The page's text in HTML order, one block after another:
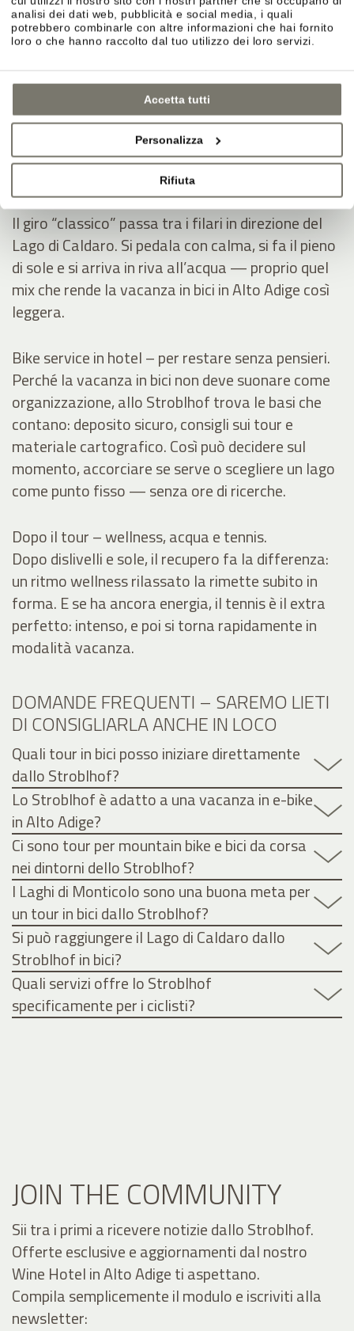
analisi dei dati web, pubblicità e social media, i quali
potrebbero combinarle con altre informazioni che hai fornito
loro o che hanno raccolto dal tuo utilizzo dei loro servizi.
Accetta tutti
Personalizza
Rifiuta
Monticolo – prima in sella, poi in acqua.
Se durante la vacanza in bici desidera una meta
chiara, i Laghi di Monticolo sono l’ideale: si scalda
pedalando, poi si tuffa nell’acqua fresca e ritrova
subito quella sensazione di vera estate —
soprattutto nelle giornate più calde.
Lago di Caldaro – tra i vigneti, nel pieno feeling
altoatesino.
Il giro “classico” passa tra i filari in direzione del
Lago di Caldaro. Si pedala con calma, si fa il pieno
di sole e si arriva in riva all’acqua — proprio quel
mix che rende la vacanza in bici in Alto Adige così
leggera.
Bike service in hotel – per restare senza pensieri.
Perché la vacanza in bici non deve suonare come
organizzazione, allo Stroblhof trova le basi che
contano: deposito sicuro, consigli sui tour e
materiale cartografico. Così può decidere sul
momento, accorciare se serve o scegliere un lago
come punto fisso — senza ore di ricerche.
Dopo il tour – wellness, acqua e tennis.
Dopo dislivelli e sole, il recupero fa la differenza:
un ritmo wellness rilassato la rimette subito in
forma. E se ha ancora energia, il tennis è il extra
perfetto: intenso, e poi si torna rapidamente in
modalità vacanza.
DOMANDE FREQUENTI – SAREMO LIETI
DI CONSIGLIARLA ANCHE IN LOCO
Quali tour in bici posso iniziare direttamente
dallo Stroblhof?
Lo Stroblhof è adatto a una vacanza in e-bike
in Alto Adige?
Ci sono tour per mountain bike e bici da corsa
nei dintorni dello Stroblhof?
I Laghi di Monticolo sono una buona meta per
un tour in bici dallo Stroblhof?
Si può raggiungere il Lago di Caldaro dallo
Stroblhof in bici?
Quali servizi offre lo Stroblhof
specificamente per i ciclisti?
JOIN THE COMMUNITY
Sii tra i primi a ricevere notizie dallo Stroblhof.
Offerte esclusive e aggiornamenti dal nostro
Wine Hotel in Alto Adige ti aspettano.
Compila semplicemente il modulo e iscriviti alla
newsletter: